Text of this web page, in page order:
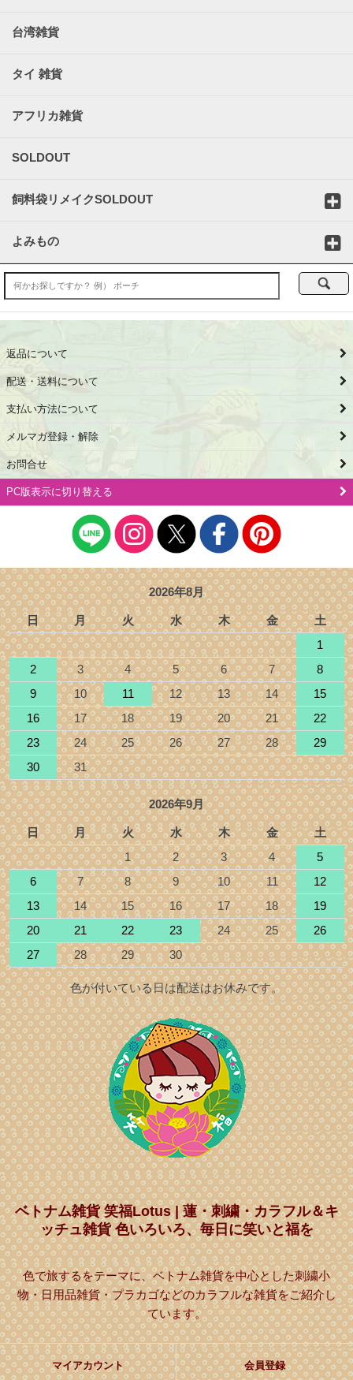
台湾雑貨
タイ 雑貨
アフリカ雑貨
SOLDOUT
飼料袋リメイクSOLDOUT
よみもの
返品について
配送・送料について
支払い方法について
メルマガ登録・解除
お問合せ
PC版表示に切り替える
2026年8月
日 月 火 水 木 金
土
1
2
3 4 5 6 7
8
9
10 11 12 13 14
15
16
17 18 19 20 21
22
23
24 25 26 27 28
29
30
31
2026年9月
日 月 火 水 木 金
土
1
2 3 4
5
6
7 8 9 10 11
12
13
14 15 16 17 18
19
20
21 22 23 24 25
26
27
28 29 30
色が付いている日は配送はお休みです。
ベトナム雑貨 笑福Lotus | 蓮・刺繍・カラフル＆キ
ッチュ雑貨 色いろいろ、毎日に笑いと福を
色で旅するをテーマに、ベトナム雑貨を中心とした刺繍小
物・日用品雑貨・プラカゴなどのカラフルな雑貨をご紹介し
ています。
マイアカウント 会員登録